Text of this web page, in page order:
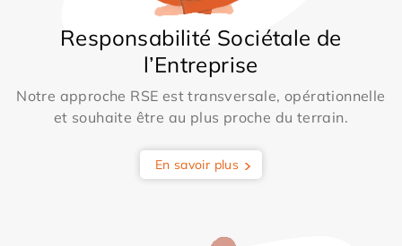
Responsabilité Sociétale de
l’Entreprise
Notre approche RSE est transversale, opérationnelle
et souhaite être au plus proche du terrain.
En savoir plus